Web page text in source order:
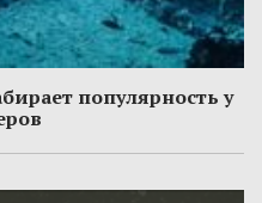
популярность у